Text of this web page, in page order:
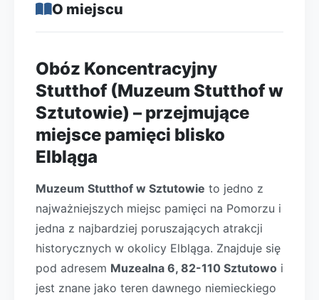
O miejscu
Obóz Koncentracyjny
Stutthof (Muzeum Stutthof w
Sztutowie) – przejmujące
miejsce pamięci blisko
Elbląga
Muzeum Stutthof w Sztutowie to jedno z
najważniejszych miejsc pamięci na Pomorzu i
jedna z najbardziej poruszających atrakcji
historycznych w okolicy Elbląga. Znajduje się
pod adresem Muzealna 6, 82-110 Sztutowo i
jest znane jako teren dawnego niemieckiego